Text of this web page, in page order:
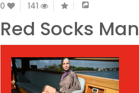
0 141
Red Socks Man